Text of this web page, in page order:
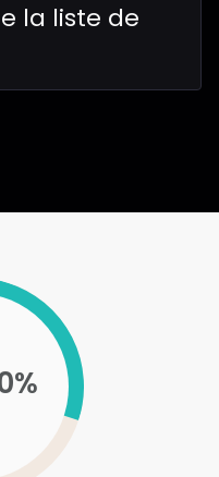
la liste de